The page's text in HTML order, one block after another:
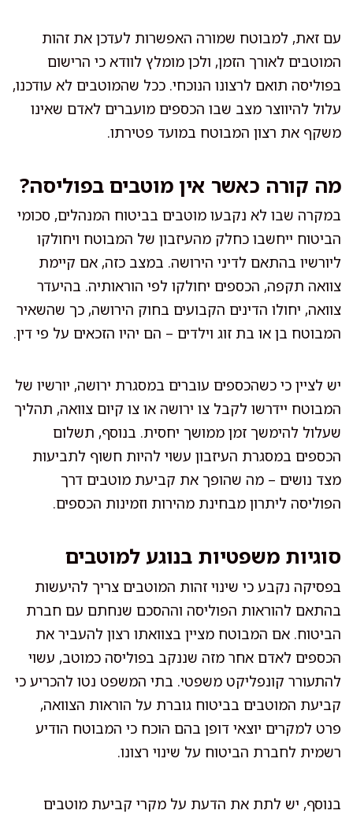
עם זאת, למבוטח שמורה האפשרות לעדכן את זהות
המוטבים לאורך הזמן, ולכן מומלץ לוודא כי הרישום
בפוליסה תואם לרצונו הנוכחי. ככל שהמוטבים לא עודכנו,
עלול להיווצר מצב שבו הכספים מועברים לאדם שאינו
משקף את רצון המבוטח במועד פטירתו.
מה קורה כאשר אין מוטבים בפוליסה?
במקרה שבו לא נקבעו מוטבים בביטוח המנהלים, סכומי
הביטוח ייחשבו כחלק מהעיזבון של המבוטח ויחולקו
ליורשיו בהתאם לדיני הירושה. במצב כזה, אם קיימת
צוואה תקפה, הכספים יחולקו לפי הוראותיה. בהיעדר
צוואה, יחולו הדינים הקבועים בחוק הירושה, כך שהשאיר
המבוטח בן או בת זוג וילדים – הם יהיו הזכאים על פי דין.
יש לציין כי כשהכספים עוברים במסגרת ירושה, יורשיו של
המבוטח יידרשו לקבל צו ירושה או צו קיום צוואה, תהליך
שעלול להימשך זמן ממושך יחסית. בנוסף, תשלום
הכספים במסגרת העיזבון עשוי להיות חשוף לתביעות
מצד נושים – מה שהופך את קביעת מוטבים דרך
הפוליסה ליתרון מבחינת מהירות וזמינות הכספים.
סוגיות משפטיות בנוגע למוטבים
בפסיקה נקבע כי שינוי זהות המוטבים צריך להיעשות
בהתאם להוראות הפוליסה וההסכם שנחתם עם חברת
הביטוח. אם המבוטח מציין בצוואתו רצון להעביר את
הכספים לאדם אחר מזה שננקב בפוליסה כמוטב, עשוי
להתעורר קונפליקט משפטי. בתי המשפט נטו להכריע כי
קביעת המוטבים בביטוח גוברת על הוראות הצוואה,
פרט למקרים יוצאי דופן בהם הוכח כי המבוטח הודיע
רשמית לחברת הביטוח על שינוי רצונו.
בנוסף, יש לתת את הדעת על מקרי קביעת מוטבים